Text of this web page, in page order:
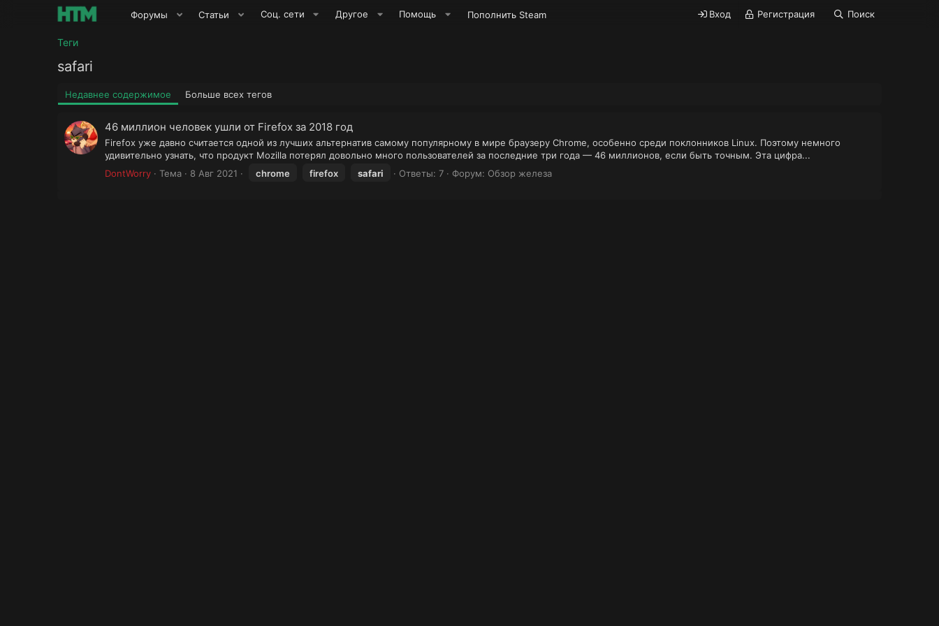
Форумы Статьи Соц. сети Другое Помощь Пополнить Steam Вход Регистрация Поиск
Теги
safari
Недавнее содержимое Больше всех тегов
46 миллион человек ушли от Firefox за 2018 год
Firefox уже давно считается одной из лучших альтернатив самому популярному в мире браузеру Chrome, особенно среди поклонников Linux. Поэтому немного
удивительно узнать, что продукт Mozilla потерял довольно много пользователей за последние три года — 46 миллионов, если быть точным. Эта цифра...
DontWorry
Тема 8 Авг 2021 chrome firefox safari Ответы: 7 Форум: Обзор железа